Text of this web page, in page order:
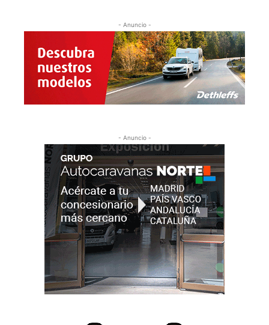
- Anuncio -
- Anuncio -